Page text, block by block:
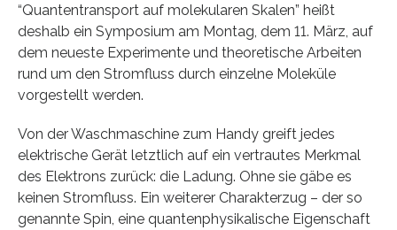
“Quantentransport auf molekularen Skalen” heißt
deshalb ein Symposium am Montag, dem 11. März, auf
dem neueste Experimente und theoretische Arbeiten
rund um den Stromfluss durch einzelne Moleküle
vorgestellt werden.
Von der Waschmaschine zum Handy greift jedes
elektrische Gerät letztlich auf ein vertrautes Merkmal
des Elektrons zurück: die Ladung. Ohne sie gäbe es
keinen Stromfluss. Ein weiterer Charakterzug – der so
genannte Spin, eine quantenphysikalische Eigenschaft